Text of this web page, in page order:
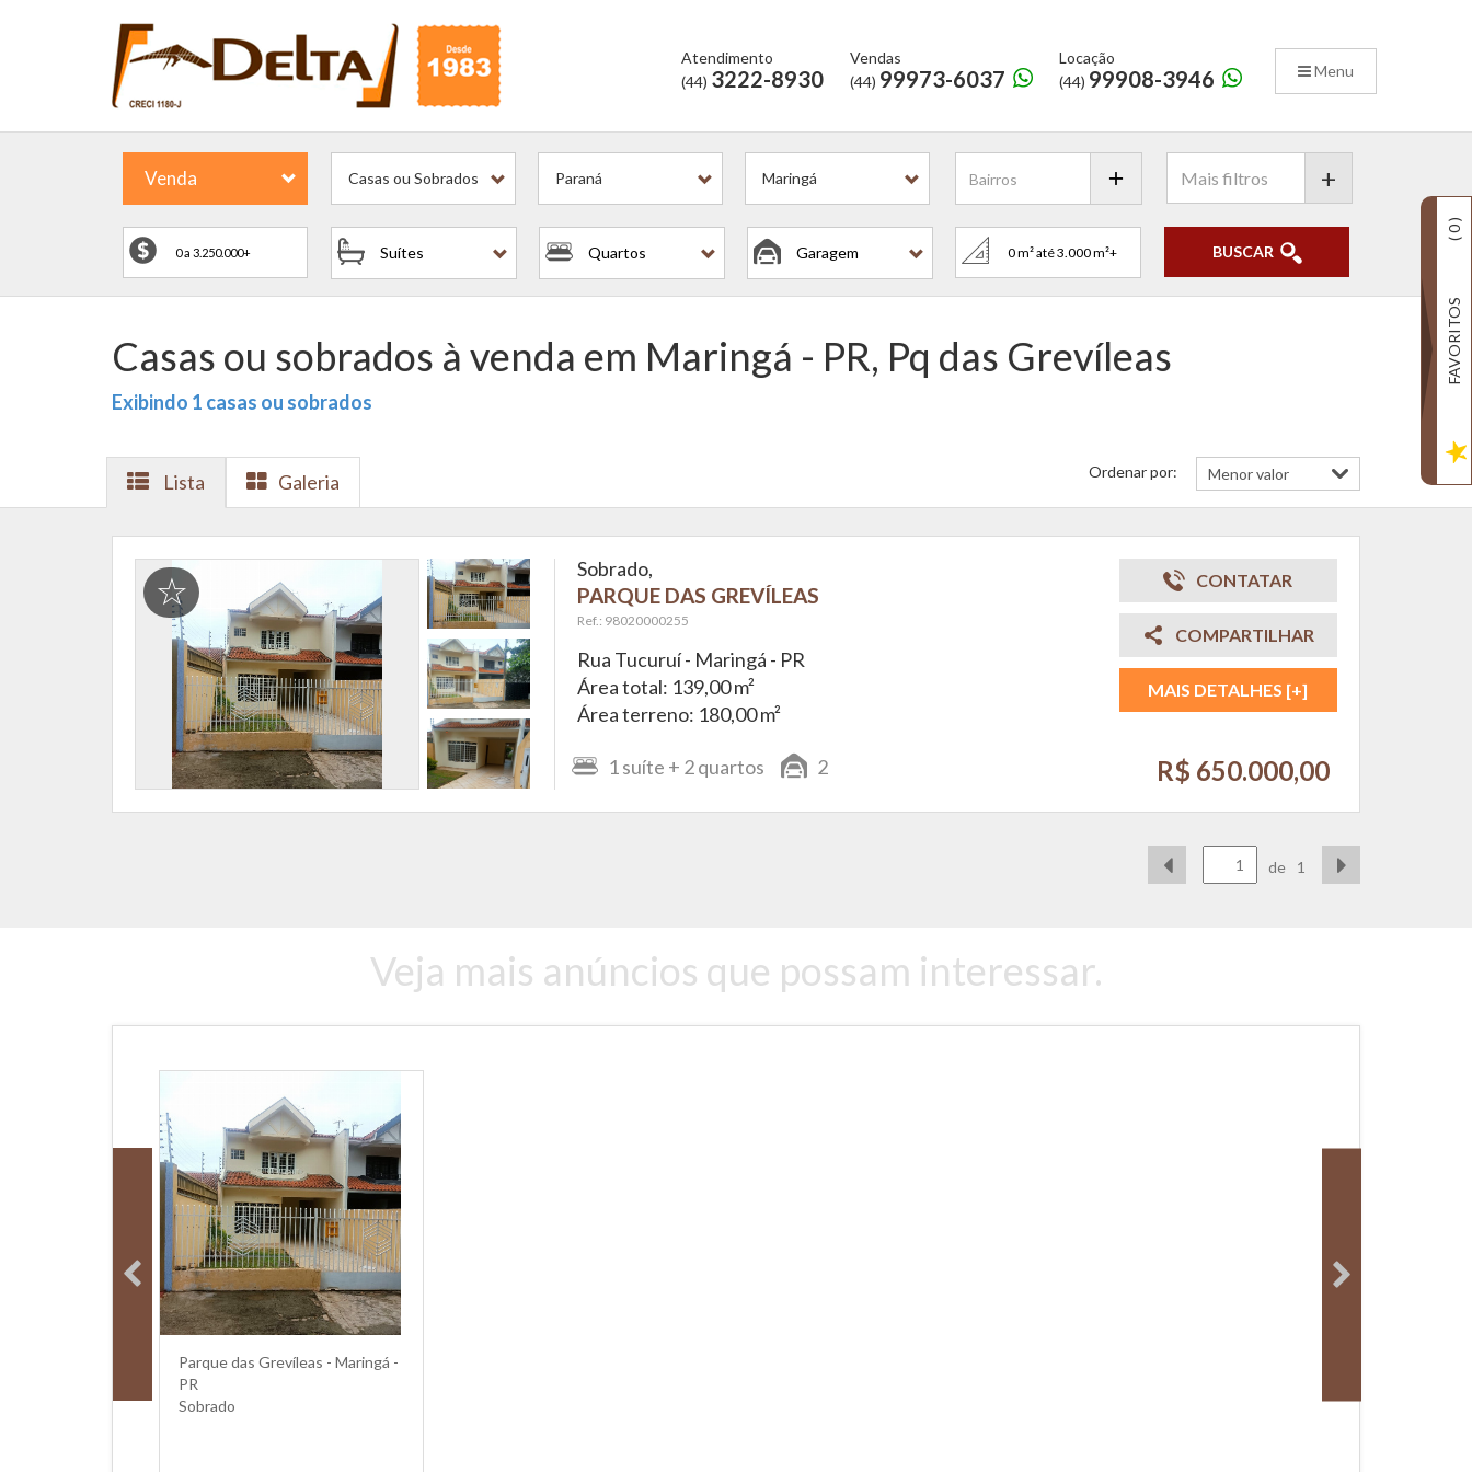
Menu
Atendimento
(44) 3222-8930
Vendas
(44) 99973-6037
Locação
(44) 99908-3946
Venda Casas ou Sobrados Paraná Maringá
Suítes Quartos Garagem
+
BUSCAR
Casas ou sobrados à venda em Maringá - PR, Pq das Grevíleas
Exibindo 1 casas ou sobrados
Lista Galeria Ordenar por:
Sobrado,
PARQUE DAS GREVÍLEAS
Ref.: 98020000255
Rua Tucuruí - Maringá - PR
Área total: 139,00 m²
Área terreno: 180,00 m²
1 suíte + 2quartos 2
CONTATAR
COMPARTILHAR
MAIS DETALHES [+]
R$ 650.000,00
de 1
Veja mais anúncios que possam interessar.
Parque das Grevíleas - Maringá -
PR
Sobrado
FAVORITOS
(
0
)